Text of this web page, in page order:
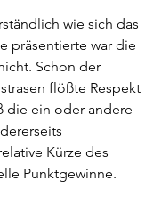
wie sich das
präsentierte war die
Schon der
flößte Respekt
die ein oder andere
Kürze des
Punktgewinne.